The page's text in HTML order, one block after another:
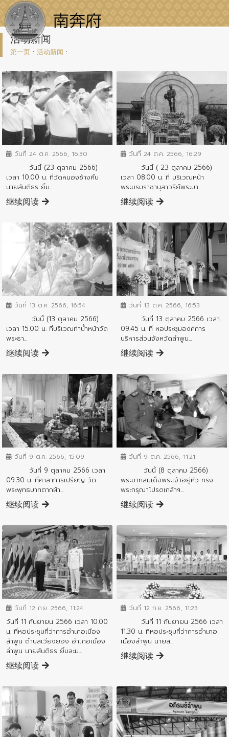
活动新闻
第一页 : 活动新闻 :
ข่าวกิจกรรมสำคัญจังหวัด
วันที่ 24 ต.ค. 2566, 16:30
วันนี้ (23 ตุลาคม 2566)
เวลา 10.00 น. ที่วัดหนองช้างคืน
นายสันติธร ยิ้ม...
继续阅读
ข่าวกิจกรรมสำคัญจังหวัด
วันที่ 24 ต.ค. 2566, 16:29
วันนี้ ( 23 ตุลาคม 2566)
เวลา 08.00 น. ที่ บริเวณหน้า
พระบรมราชานุสาวรีย์พระบา...
继续阅读
ข่าวกิจกรรมสำคัญจังหวัด
วันที่ 13 ต.ค. 2566, 16:54
วันนี้ (13 ตุลาคม 2566)
เวลา 15.00 น. ที่บริเวณท่าน้ำหน้าวัด
พระธา...
继续阅读
ข่าวกิจกรรมสำคัญจังหวัด
วันที่ 13 ต.ค. 2566, 16:53
วันที่ 13 ตุลาคม 2566 เวลา
09.45 น. ที่ หอประชุมองค์การ
บริหารส่วนจังหวัดลำพูน...
继续阅读
ข่าวกิจกรรมสำคัญจังหวัด
วันที่ 9 ต.ค. 2566, 15:09
วันที่ 9 ตุลาคม 2566 เวลา
09.30 น. ที่ศาลาการเปรียญ วัด
พระพุทธบาทตากผ้า...
继续阅读
ข่าวกิจกรรมสำคัญจังหวัด
วันที่ 9 ต.ค. 2566, 11:21
วันนี้ (8 ตุลาคม 2566)
พระบาทสมเด็จพระเจ้าอยู่หัว ทรง
พระกรุณาโปรดเกล้าฯ...
继续阅读
ข่าวกิจกรรมสำคัญจังหวัด
วันที่ 12 ก.ย. 2566, 11:24
วันที่ 11 กันยายน 2566 เวลา 10.00
น. ที่หอประชุมที่ว่าการอำเภอเมือง
ลำพูน ตำบลเวียงยอง อำเภอเมือง
ลำพูน นายสันติธร ยิ้มละม...
继续阅读
ข่าวกิจกรรมสำคัญจังหวัด
วันที่ 12 ก.ย. 2566, 11:23
วันที่ 11 กันยายน 2566 เวลา
11.30 น. ที่หอประชุมที่ว่าการอำเภอ
เมืองลำพูน นายส...
继续阅读